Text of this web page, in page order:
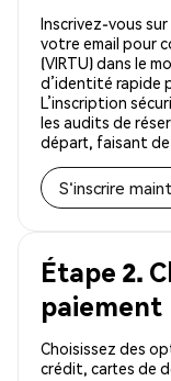
Inscrivez-vous
votre email pour
(VIRTU) dans le
d’identité rapide
L’inscription
les audits de
départ, faisant de
S'inscrire
Étape 2.
paiement
Choisissez des
crédit, cartes de